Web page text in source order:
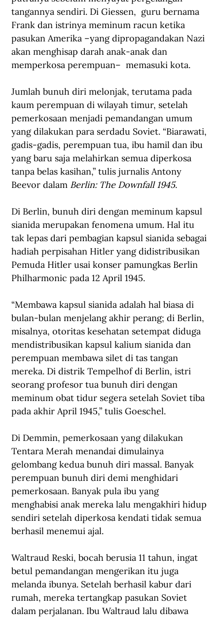
tangannya sendiri. Di Giessen,  guru bernama
Frank dan istrinya meminum racun ketika
pasukan Amerika –yang dipropagandakan Nazi
akan menghisap darah anak-anak dan
memperkosa perempuan–  memasuki kota.
Jumlah bunuh diri melonjak, terutama pada
kaum perempuan di wilayah timur, setelah
pemerkosaan menjadi pemandangan umum
yang dilakukan para serdadu Soviet. “Biarawati,
gadis-gadis, perempuan tua, ibu hamil dan ibu
yang baru saja melahirkan semua diperkosa
tanpa belas kasihan,” tulis jurnalis Antony
Beevor dalam Berlin: The Downfall 1945.
Di Berlin, bunuh diri dengan meminum kapsul
sianida merupakan fenomena umum. Hal itu
tak lepas dari pembagian kapsul sianida sebagai
hadiah perpisahan Hitler yang didistribusikan
Pemuda Hitler usai konser pamungkas Berlin
Philharmonic pada 12 April 1945.
“Membawa kapsul sianida adalah hal biasa di
bulan-bulan menjelang akhir perang; di Berlin,
misalnya, otoritas kesehatan setempat diduga
mendistribusikan kapsul kalium sianida dan
perempuan membawa silet di tas tangan
mereka. Di distrik Tempelhof di Berlin, istri
seorang profesor tua bunuh diri dengan
meminum obat tidur segera setelah Soviet tiba
pada akhir April 1945,” tulis Goeschel.
Di Demmin, pemerkosaan yang dilakukan
Tentara Merah menandai dimulainya
gelombang kedua bunuh diri massal. Banyak
perempuan bunuh diri demi menghidari
pemerkosaan. Banyak pula ibu yang
menghabisi anak mereka lalu mengakhiri hidup
sendiri setelah diperkosa kendati tidak semua
berhasil menemui ajal.
Waltraud Reski, bocah berusia 11 tahun, ingat
betul pemandangan mengerikan itu juga
melanda ibunya. Setelah berhasil kabur dari
rumah, mereka tertangkap pasukan Soviet
dalam perjalanan. Ibu Waltraud lalu dibawa